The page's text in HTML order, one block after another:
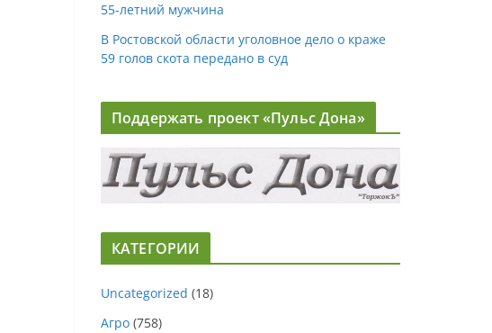
55-летний мужчина
В Ростовской области уголовное дело о краже
59 голов скота передано в суд
Поддержать проект «Пульс Дона»
КАТЕГОРИИ
Uncategorized (18)
Агро (758)